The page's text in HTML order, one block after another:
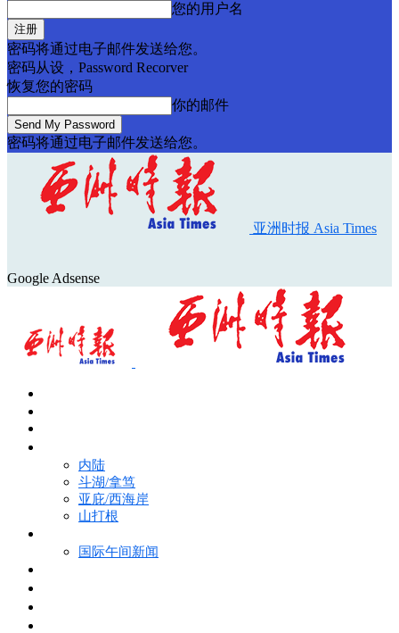
您的用户名
密码将通过电子邮件发送给您。
密码从设，Password Recorver
恢复您的密码
你的邮件
密码将通过电子邮件发送给您。
亚洲时报 Asia Times
Google Adsense
内陆
斗湖/拿笃
亚庇/西海岸
山打根
国际午间新闻